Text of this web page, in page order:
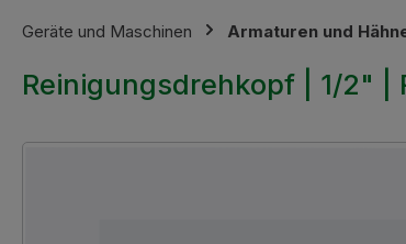
Geräte und Maschinen Armaturen und
Reinigungsdrehkopf | 1/2" |